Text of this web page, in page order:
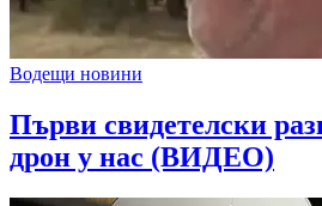
Водещи новини
Първи свидетелски
дрон у нас (ВИДЕО)